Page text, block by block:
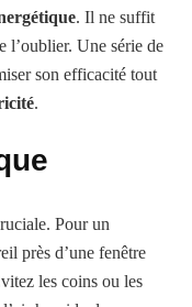
. Il ne suffit
l’oublier. Une série de
son efficacité tout
.
Pour un
près d’une fenêtre
les coins ou les